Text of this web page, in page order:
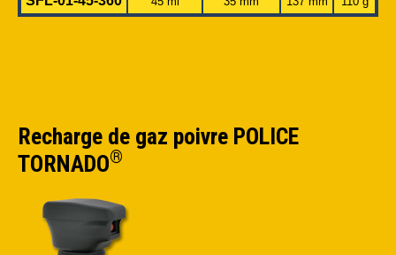
Recharge de gaz poivre POLICE
TORNADO®